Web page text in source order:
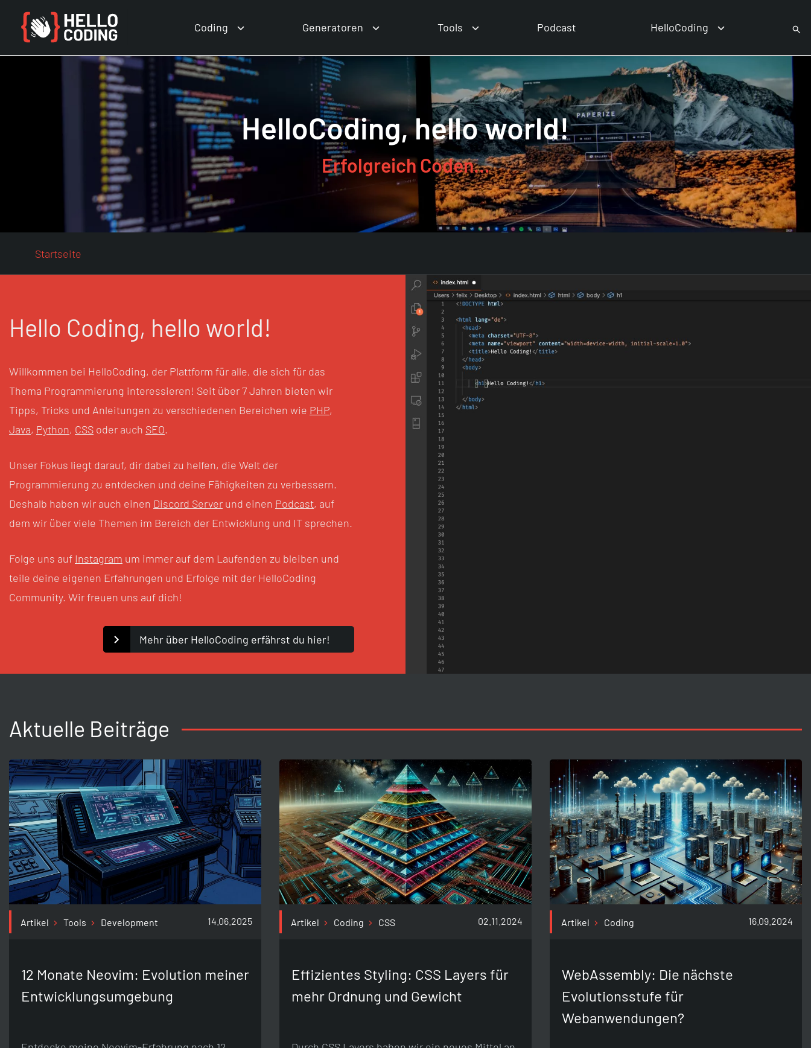
Coding Generatoren Tools Podcast HelloCoding
HelloCoding, hello world!
Erfolgreich Coden...
Startseite
Hello Coding, hello world!
Willkommen bei HelloCoding, der Plattform für alle, die sich für das
Thema Programmierung interessieren! Seit über7Jahren bieten wir
Tipps, Tricks und Anleitungen zu verschiedenen Bereichen wie PHP,
Java, Python, CSS oder auch SEO.
Unser Fokus liegt darauf, dir dabei zu helfen, die Welt der
Programmierung zu entdecken und deine Fähigkeiten zu verbessern.
Deshalb haben wir auch einen Discord Server und einen Podcast, auf
dem wir über viele Themen im Bereich der Entwicklung und IT sprechen.
Folge uns auf Instagram um immer auf dem Laufenden zu bleiben und
teile deine eigenen Erfahrungen und Erfolge mit der HelloCoding
Community. Wir freuen uns auf dich!
Mehr über HelloCoding erfährst du hier!
Aktuelle Beiträge
Artikel Tools Development 14.06.2025
12 Monate Neovim: Evolution meiner
Entwicklungsumgebung
Artikel Coding CSS 02.11.2024
Effizientes Styling: CSS Layers für
mehr Ordnung und Gewicht
Artikel Coding 16.09.2024
WebAssembly: Die nächste
Evolutionsstufe für
Webanwendungen?